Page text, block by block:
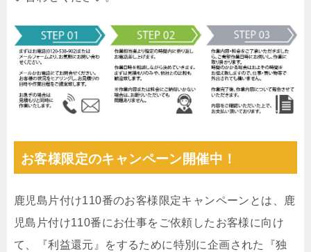
お客様限定のキャンペーン開催中！
鹿児島片付け110番のお客様限定キャンペーンとは、鹿
児島片付け110番にお仕事をご依頼したお客様に向け
て、『利益還元』をするために特別に企画された『独